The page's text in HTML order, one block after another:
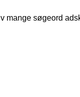
mange søgeord